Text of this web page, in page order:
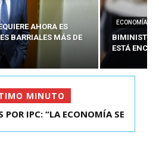
AHORA ES
BARRIALES MÁS DE
ECONOMÍA
BIMINISTRO
ESTÁ
MINUTO
EL PRESIDENTE ELECTO DE
IPC: “LA ECONOMÍA SE